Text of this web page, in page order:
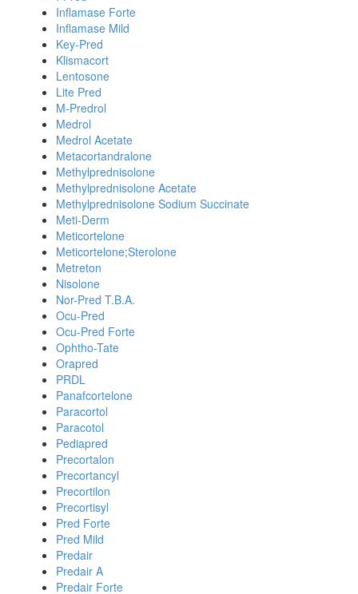
Inflamase Forte
Inflamase Mild
Key-Pred
Klismacort
Lentosone
Lite Pred
M-Predrol
Medrol
Medrol Acetate
Metacortandralone
Methylprednisolone
Methylprednisolone Acetate
Methylprednisolone Sodium Succinate
Meti-Derm
Meticortelone
Meticortelone;Sterolone
Metreton
Nisolone
Nor-Pred T.B.A.
Ocu-Pred
Ocu-Pred Forte
Ophtho-Tate
Orapred
PRDL
Panafcortelone
Paracortol
Paracotol
Pediapred
Precortalon
Precortancyl
Precortilon
Precortisyl
Pred Forte
Pred Mild
Predair
Predair A
Predair Forte